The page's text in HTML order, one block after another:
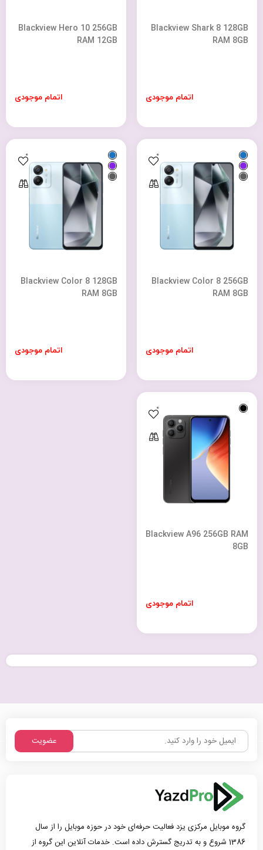
Blackview Shark 8 128GB
RAM 8GB
اتمام موجودی
Blackview Hero 10 256GB
RAM 12GB
اتمام موجودی
Blackview Color 8 256GB
RAM 8GB
اتمام موجودی
0
Blackview Color 8 128GB
RAM 8GB
اتمام موجودی
0
Blackview A96 256GB RAM
8GB
اتمام موجودی
0
عضویت
گروه موبایل مرکزی یزد فعالیت حرفه‌ای خود در حوزه موبایل را از سال
1386 شروع و به تدریج گسترش داده است. خدمات آنلاین این گروه از